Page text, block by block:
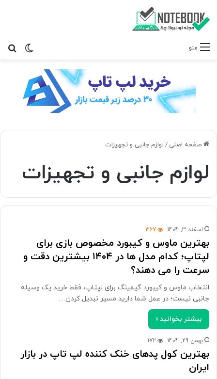
منو
صفحه اصلی / لوازم جانبی و تجهیزات
لوازم جانبی و تجهیزات
اسفند 3, 1404 367
بهترین ماوس و کیبورد مخصوص بازی برای
لپتاپ؛ کدام مدل ها در ۱۴۰۴ بیشترین دقت و
سرعت را می دهند؟
انتخاب ماوس و کیبورد گیمینگ برای لپتاپ، فقط خرید یک وسیله
جانبی نیست؛ در عمل شما دارید مسیر تبدیل کردن…
بیشتر بخوانید »
بهمن 29, 1404 172
بهترین کول پدهای خنک کننده لپ تاپ در بازار
ایران